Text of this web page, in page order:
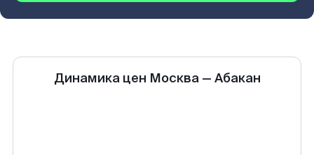
Динамика цен Москва— Абакан